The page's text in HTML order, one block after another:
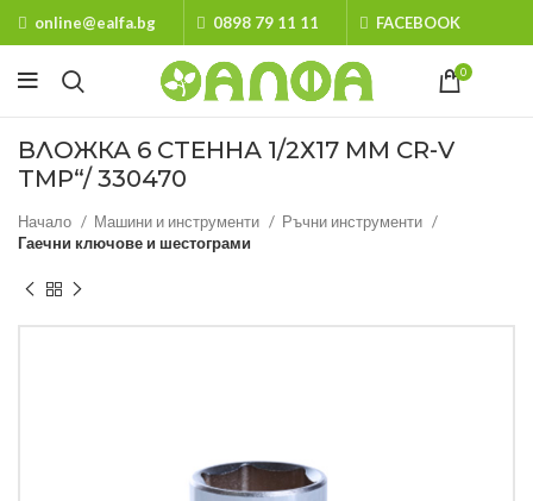
online@ealfa.bg 0898 79 11 11 FACEBOOK
0
ВЛОЖКА 6 СТЕННА 1/2Х17 MM CR-V
TMP“/ 330470
Начало Машини и инструменти
Ръчни инструменти
Гаечни ключове и шестограми